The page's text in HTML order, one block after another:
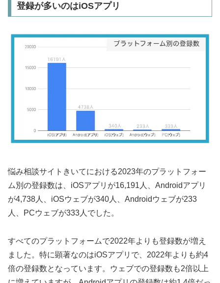
登録が多いのはiOSアプリ
悩み相談サイトきいてにおける2023年のプラットフォー
ム別の登録数は、iOSアプリが16,191人、Androidアプリ
が4,738人、iOSウェブが340人、Androidウェブが233
人、PCウェブが333人でした。
すべてのプラットフォームで2022年よりも登録数が増え
ました。特に顕著なのはiOSアプリで、2022年よりも約4
倍の登録数となっています。ウェブでの登録数も2倍以上